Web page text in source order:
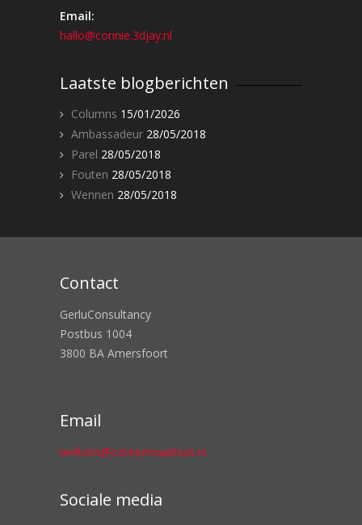
Email:
hallo@connie.3djay.nl
Laatste blogberichten
Columns 15/01/2026
Ambassadeur 28/05/2018
Parel 28/05/2018
Fouten 28/05/2018
Wennen 28/05/2018
Contact
GerluConsultancy
Postbus 1004
3800 BA Amersfoort
Email
welkom@conniemaathuis.nl
Sociale media